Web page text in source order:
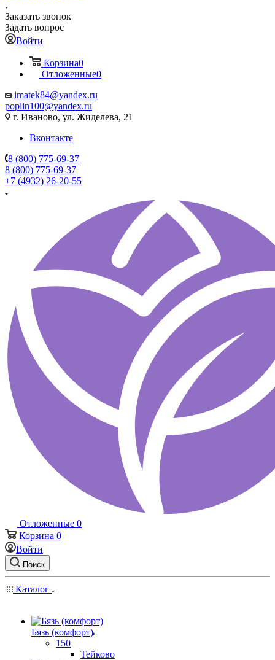
Заказать звонок
Задать вопрос
Войти
Корзина0
Отложенные0
imatek84@yandex.ru
poplin100@yandex.ru
г. Иваново, ул. Жиделева, 21
Вконтакте
8 (800) 775-69-37
8 (800) 775-69-37
+7 (4932) 26-20-55
Отложенные 0
Корзина 0
Войти
Поиск
Каталог
Бязь (комфорт)
150
Тейково